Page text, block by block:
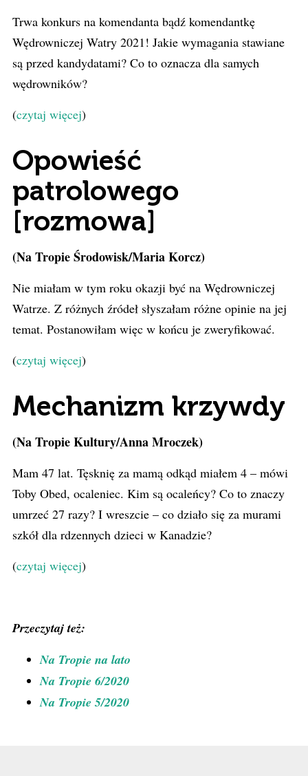
Trwa konkurs na komendanta bądź komendantkę
Wędrowniczej Watry 2021! Jakie wymagania stawiane
są przed kandydatami? Co to oznacza dla samych
wędrowników?
(czytaj więcej)
Opowieść
patrolowego
[rozmowa]
(Na Tropie Środowisk/Maria Korcz)
Nie miałam w tym roku okazji być na Wędrowniczej
Watrze. Z różnych źródeł słyszałam różne opinie na jej
temat. Postanowiłam więc w końcu je zweryfikować.
(czytaj więcej)
Mechanizm krzywdy
(Na Tropie Kultury/Anna Mroczek)
Mam 47 lat. Tęsknię za mamą odkąd miałem 4 – mówi
Toby Obed, ocaleniec. Kim są ocaleńcy? Co to znaczy
umrzeć 27 razy? I wreszcie – co działo się za murami
szkół dla rdzennych dzieci w Kanadzie?
(czytaj więcej)
Przeczytaj też:
Na Tropie na lato
Na Tropie 6/2020
Na Tropie 5/2020